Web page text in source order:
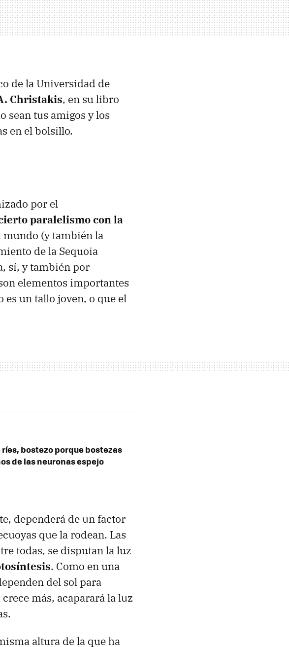
de la Universidad de
Christakis, en su libro
sean tus amigos y los
en el bolsillo.
por el
paralelismo con la
mundo (y también la
de la Sequoia
sí, y también por
elementos importantes
es un tallo joven, o que el
ríes, bostezo porque bostezas
de las neuronas espejo
dependerá de un factor
que la rodean. Las
todas, se disputan la luz
. Como en una
del sol para
más, acaparará la luz
altura de la que ha